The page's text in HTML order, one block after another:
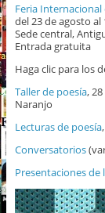
Feria Internacio​nal
del 23 de agosto
Sede central,
Entrada gratuita
Haga clic para los
Taller de poesía,
Naranjo
Lecturas de poesía
Conversatorios
Presentaciones de